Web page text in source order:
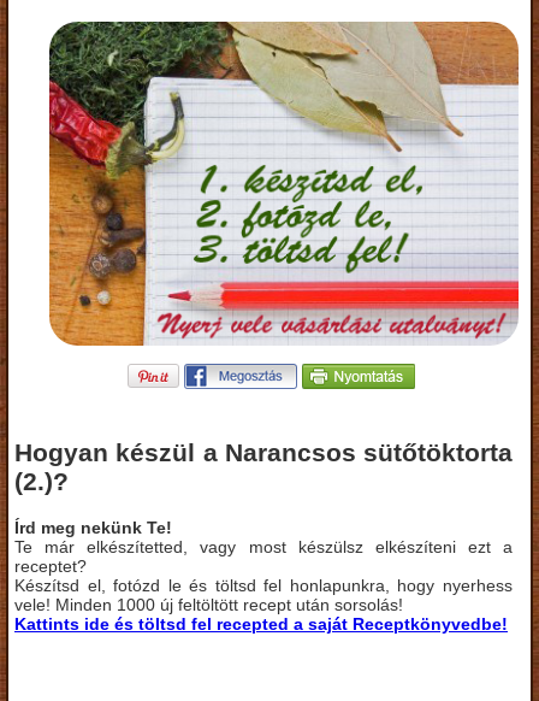
Hogyan készül a Narancsos sütőtöktorta
(2.)?
Írd meg nekünk Te!
Te már elkészítetted, vagy most készülsz elkészíteni ezt a
receptet?
Készítsd el, fotózd le és töltsd fel honlapunkra, hogy nyerhess
vele! Minden 1000 új feltöltött recept után sorsolás!
Kattints ide és töltsd fel recepted a saját Receptkönyvedbe!